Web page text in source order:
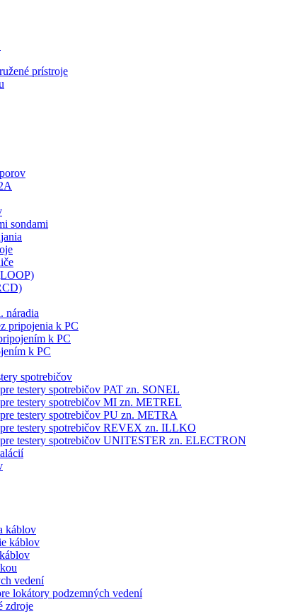
prístroje
sondami
náradia
pripojenia k PC
k PC
k PC
spotrebičov
testery spotrebičov PAT zn. SONEL
testery spotrebičov MI zn. METREL
testery spotrebičov PU zn. METRA
testery spotrebičov REVEX zn. ILLKO
testery spotrebičov UNITESTER zn. ELECTRON
káblov
káblov
vedení
lokátory podzemných vedení
zdroje